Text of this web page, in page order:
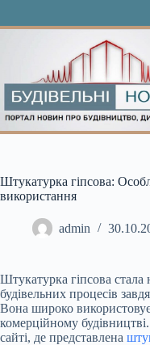
Штукатурка гіпсова:
використання
admin
Штукатурка гіпсова
будівельних процесів
Вона широко
комерційному
сайті, де представлена